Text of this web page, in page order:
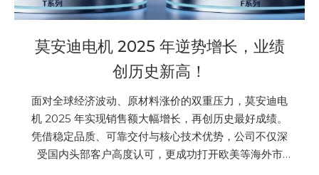
业绩
安迪电
成绩。
不仅深
海外市
MD-CPT 非接触式无线供电系统
解物流分拣设备供电痛点
物流行业高速发展的当下，分拣设备的运行效率持
破，交叉带分拣机、窄带分拣机运行速度从 1.8m/
升至 3.5m/s，分拣效率大幅提升的同时，也对设
动力部件的耐用性、稳定性提出了更高要求。传统